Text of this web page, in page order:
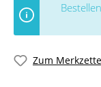
Zum